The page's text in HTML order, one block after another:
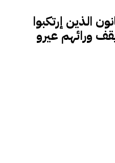
الذين إرتكبوا
ورائهم عيرو